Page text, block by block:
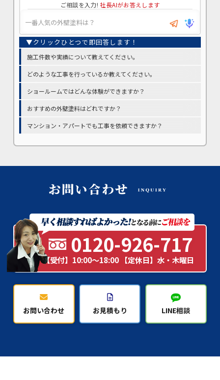
ご相談を入力! 社長AIがお答えします
施工件数や実績について教えてください。
どのような工事を行っているか教えてください。
ショールームではどんな体験ができますか？
おすすめの外壁塗料はどれですか？
マンション・アパートでも工事を依頼できますか？
0120-926-717
【受付】10:00～18:00 【定休日】水・木曜日
お問い合わせ お見積もり LINE相談